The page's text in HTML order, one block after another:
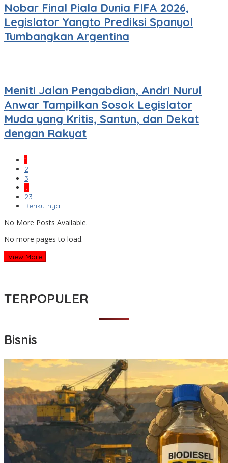
Nobar Final Piala Dunia FIFA 2026,
Legislator Yangto Prediksi Spanyol
Tumbangkan Argentina
Meniti Jalan Pengabdian, Andri Nurul
Anwar Tampilkan Sosok Legislator
Muda yang Kritis, Santun, dan Dekat
dengan Rakyat
1
2
3
…
23
Berikutnya
No More Posts Available.
No more pages to load.
View More
TERPOPULER
Bisnis